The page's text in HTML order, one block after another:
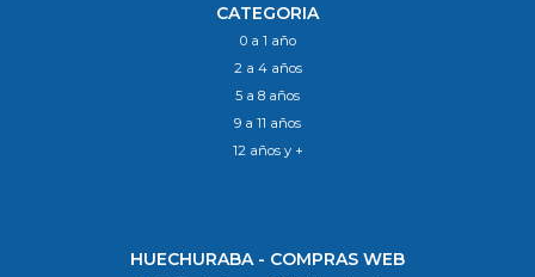
CATEGORIA
0 a 1 año
2 a 4 años
5 a 8 años
9 a 11 años
12 años y +
HUECHURABA - COMPRAS WEB